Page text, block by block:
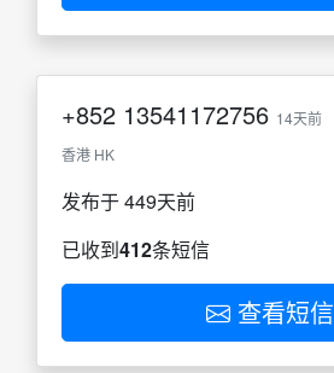
+852 13541172756 14天前
香港 HK
发布于 449天前
已收到412条短信
查看短信